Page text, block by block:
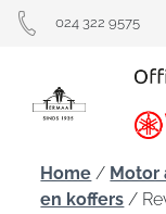
024 322 9575
Home / Motor
en koffers /